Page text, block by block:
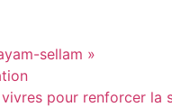
sellam »
pour renforcer la